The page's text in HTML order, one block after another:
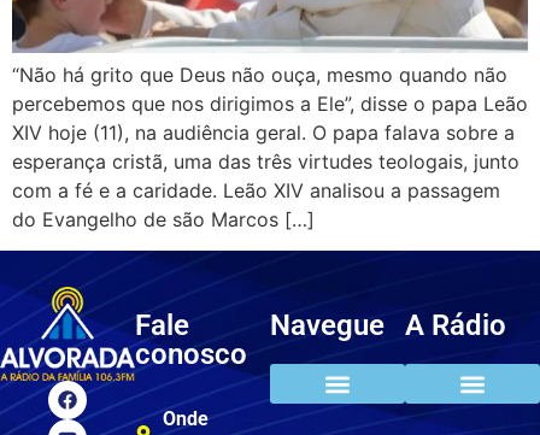
“Não há grito que Deus não ouça, mesmo quando não
percebemos que nos dirigimos a Ele”, disse o papa Leão
XIV hoje (11), na audiência geral. O papa falava sobre a
esperança cristã, uma das três virtudes teologais, junto
com a fé e a caridade. Leão XIV analisou a passagem
do Evangelho de são Marcos […]
Fale
conosco
Onde
Navegue A Rádio